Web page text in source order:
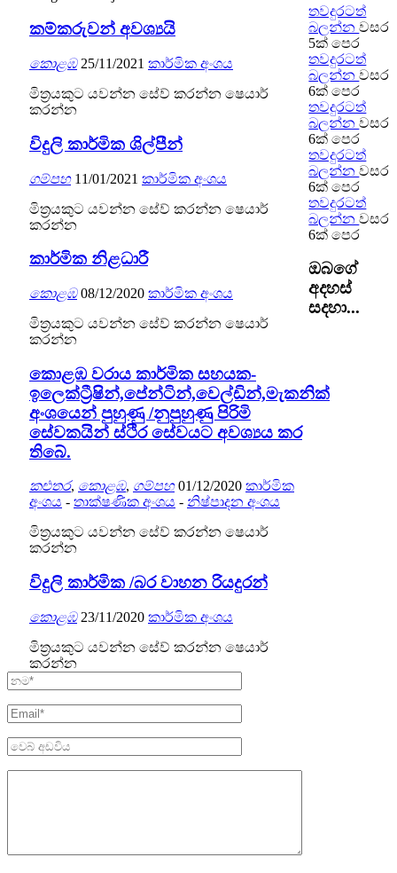
කම්කරුවන් අවශ්‍යයි
කොළඹ 25/11/2021 කාර්මික අංශය
මිත්‍රයකුට යවන්න සේව් කරන්න ෂෙයාර්
කරන්න
තවදුරටත්
බලන්නවසර
5ක් පෙර
විදුලි කාර්මික ශිල්පීන්
ගම්පහ 11/01/2021 කාර්මික අංශය
මිත්‍රයකුට යවන්න සේව් කරන්න ෂෙයාර්
කරන්න
තවදුරටත්
බලන්නවසර
6ක් පෙර
කාර්මික නිළධාරී
කොළඹ 08/12/2020 කාර්මික අංශය
මිත්‍රයකුට යවන්න සේව් කරන්න ෂෙයාර්
කරන්න
තවදුරටත්
බලන්නවසර
6ක් පෙර
කොළඹ වරාය කාර්මික සහයක-
ඉලෙක්ට්‍රීෂින්,පේන්ටින්,වෙල්ඩින්,මැකනික්
අංශයෙන් පුහුණු /නුපුහුණු පිරිමි
සේවකයින් ස්ථිර සේවයට අවශ්‍යය කර
තිබේ.
කළුතර, කොළඹ, ගම්පහ 01/12/2020 කාර්මික
අංශය - තාක්ෂණික අංශය - නිෂ්පාදන අංශය
මිත්‍රයකුට යවන්න සේව් කරන්න ෂෙයාර්
කරන්න
තවදුරටත්
බලන්නවසර
6ක් පෙර
විදුලි කාර්මික /බර වාහන රියදුරන්
කොළඹ 23/11/2020 කාර්මික අංශය
මිත්‍රයකුට යවන්න සේව් කරන්න ෂෙයාර්
කරන්න
තවදුරටත්
බලන්නවසර
6ක් පෙර
ඔබගේ
අදහස්
සදහා...